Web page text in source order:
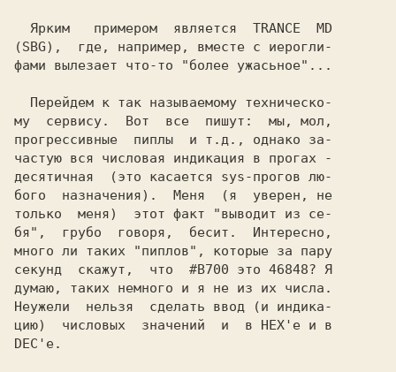
  Ярким   примером  является
(SBG),
где, например, вместе с иерогли-
фами вылезает что-то "более ужасьное"...
му  сервису.  Вот  все  пишут:  мы, мол,
прогрессивные  пиплы  и т.д., однако за-
частую вся числовая индикация в прогах -
десятичная  (это касается sys-прогов лю-
бого  назначения).  Меня  (я  уверен, не
только  меня)  этот факт "выводит из се-
бя",  грубо  говоря,  бесит.  Интересно,
много ли таких "пиплов", которые за пару
секунд  скажут,  что
#B700 это 46848? Я
думаю, таких немного и я не из их числа.
Неужели  нельзя  сделать ввод (и индика-
цию)  числовых  значений  и  в